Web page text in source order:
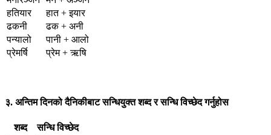
हतियार
हात + इयार
ढकनी
ढक + अनी
पन्यालो
पानी + आलो
प्रेमर्षि
प्रेम + ऋषि
३. अन्तिम दिनको दैनिकीबाट सन्धियुक्त शब्द र सन्धि विच्छेद गर्नुहोस
शब्द
सन्धि विच्छेद